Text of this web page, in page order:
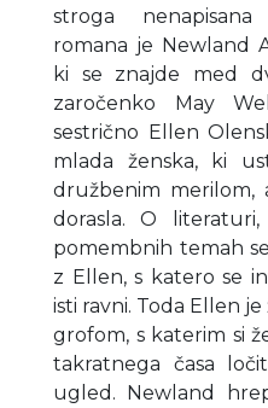
stroga
romana je Newland
ki se znajde med
zaročenko May
sestrično Ellen
mlada ženska, ki
družbenim
dorasla. O
pomembnih temah
z Ellen, s katero se
isti ravni. Toda Ellen
grofom, s katerim si
takratnega časa
ugled. Newland